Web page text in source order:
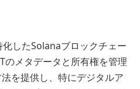
したSolanaブロックチェー
のメタデータと所有権を管理
を提供し、特にデジタルア